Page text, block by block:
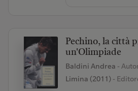
Pechino, la città
un'Olimpiade
Baldini Andrea -
Limina (2011)-